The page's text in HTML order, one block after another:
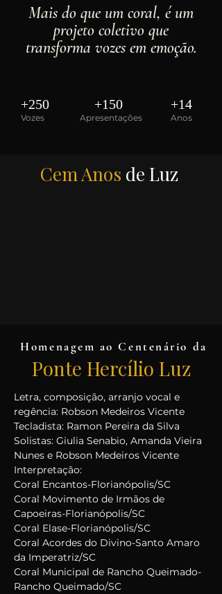
Mais do que um coral, é um
projeto coletivo que
transforma vozes em emoção.
+250
Vozes
+150
Apresentações
+14
Anos
Cem Anos de Luz
Homenagem ao Centenário da
Ponte Hercílio Luz
Letra, composição, arranjo vocal e
regência: Robson Medeiros Vicente
Tecladista: Ramon Pereira da Silva
Solistas: Giulia Senabio, Amanda Vieira
Nunes e Robson Medeiros Vicente
Interpretação:
Coral Encantos-Florianópolis/SC
Coral Movimento de Irmãos de
Capoeiras-Florianópolis/SC
Coral Elase-Florianópolis/SC
Coral Acordes do Divino-Santo Amaro
da Imperatriz/SC
Coral Municipal de Rancho Queimado-
Rancho Queimado/SC